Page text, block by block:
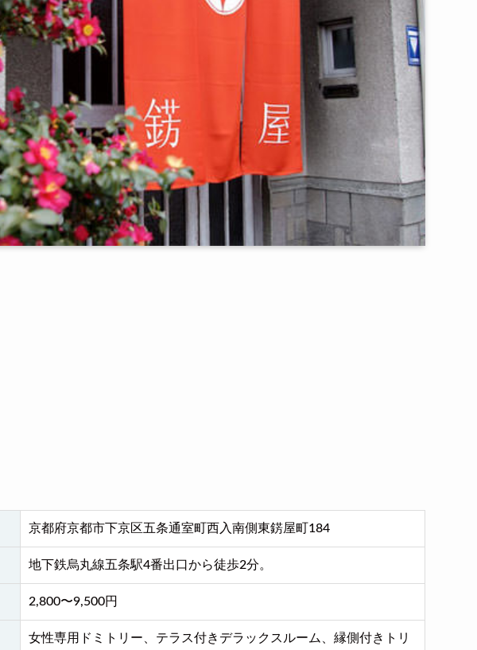
京都府京都市下京区五条通室町西入南側東錺屋町184
地下鉄烏丸線五条駅4番出口から徒歩2分。
2,800〜9,500円
女性専用ドミトリー、テラス付きデラックスルーム、縁側付きトリ